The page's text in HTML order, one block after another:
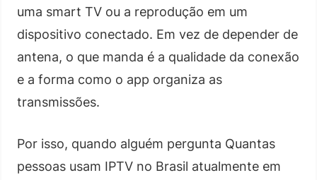
uma smart TV ou a reprodução em um
dispositivo conectado. Em vez de depender de
antena, o que manda é a qualidade da conexão
e a forma como o app organiza as
transmissões.
Por isso, quando alguém pergunta Quantas
pessoas usam IPTV no Brasil atualmente em